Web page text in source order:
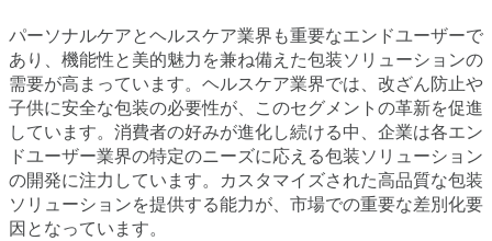
パーソナルケアとヘルスケア業界も重要なエンドユーザーで
あり、機能性と美的魅力を兼ね備えた包装ソリューションの
需要が高まっています。ヘルスケア業界では、改ざん防止や
子供に安全な包装の必要性が、このセグメントの革新を促進
しています。消費者の好みが進化し続ける中、企業は各エン
ドユーザー業界の特定のニーズに応える包装ソリューション
の開発に注力しています。カスタマイズされた高品質な包装
ソリューションを提供する能力が、市場での重要な差別化要
因となっています。